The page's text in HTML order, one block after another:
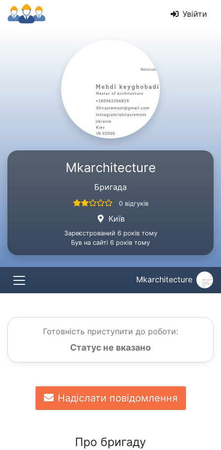
Увійти
Mkarchitecture
Бригада
0 відгуків
Київ
Зареєстрований 6 років тому
Був на сайті 6 років тому
Mkarchitecture
Готовність приступити до роботи:
Статус не вказано
Надіслати повідомлення
Про бригаду